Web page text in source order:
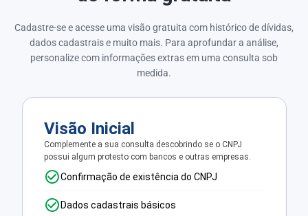
Cadastre-se e acesse uma visão gratuita com histórico de dívidas,
dados cadastrais e muito mais. Para aprofundar a análise,
personalize com informações extras em uma consulta sob
medida.
Visão Inicial
Complemente a sua consulta descobrindo se o CNPJ
possui algum protesto com bancos e outras empresas.
Confirmação de existência do CNPJ
Dados cadastrais básicos